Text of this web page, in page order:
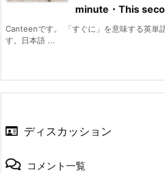
minute・This
Canteenです。 「すぐに」を意味する英単
す。日本語 ...
ディスカッション
コメント一覧